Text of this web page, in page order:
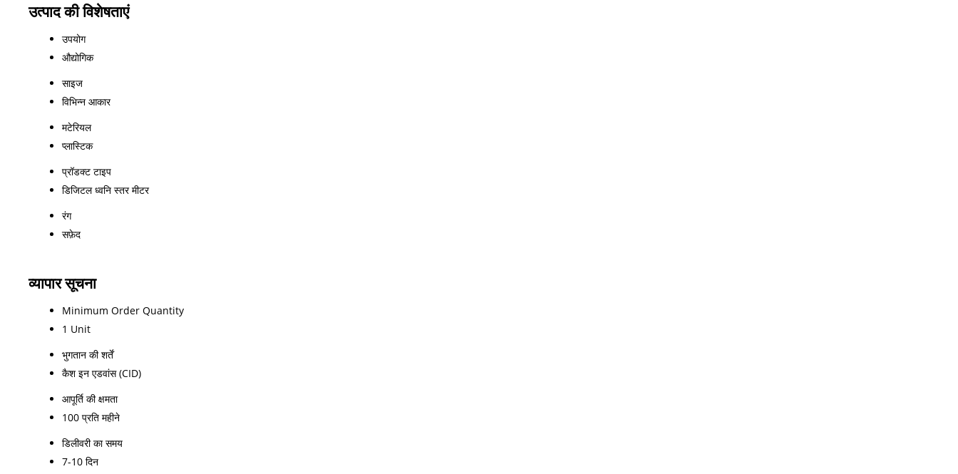
उत्पाद की विशेषताएं
उपयोग
औद्योगिक
साइज
विभिन्न आकार
मटेरियल
प्लास्टिक
प्रॉडक्ट टाइप
डिजिटल ध्वनि स्तर मीटर
रंग
सफ़ेद
व्यापार सूचना
Minimum Order Quantity
1 Unit
भुगतान की शर्तें
कैश इन एडवांस (CID)
आपूर्ति की क्षमता
100 प्रति महीने
डिलीवरी का समय
7-10 दिन